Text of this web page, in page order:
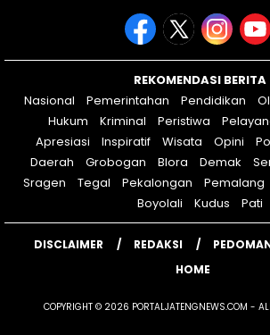
REKOMENDASI BERITA
Nasional
Pemerintahan Pendidikan
Hukum
Kriminal Peristiwa
Apresiasi
Inspiratif Wisata Opini
Daerah
Grobogan Blora Demak
Sragen
Tegal Pekalongan Pemalang
Boyolali
Kudus Pati
DISCLAIMER REDAKSI
HOME
COPYRIGHT © 2026 PORTALJATENGNEWS.COM -